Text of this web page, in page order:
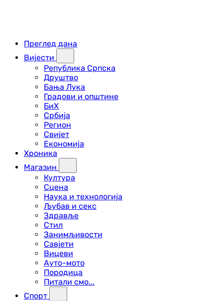
Преглед дана
Вијести
Република Српска
Друштво
Бања Лука
Градови и општине
БиХ
Србија
Регион
Свијет
Економија
Хроника
Магазин
Култура
Сцена
Наука и технологија
Љубав и секс
Здравље
Стил
Занимљивости
Савјети
Вицеви
Ауто-мото
Породица
Питали смо...
Спорт